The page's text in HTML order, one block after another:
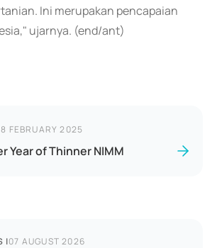
Ini merupakan pencapaian
ujarnya. (end/ant)
FEBRUARY 2025
Year of Thinner NIMM
|07 AUGUST 2026